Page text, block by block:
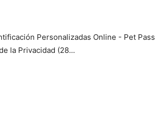
Personalizadas Online - Pet Pass
la Privacidad (28...